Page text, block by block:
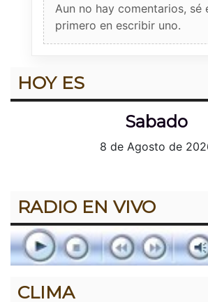
Aun no hay comentarios, sé
primero en escribir uno.
HOY ES
Sabado
8 de Agosto de
RADIO EN VIVO
CLIMA